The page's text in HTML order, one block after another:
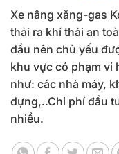
Xe nâng xăng-gas
thải ra khí thải an
dầu nên chủ yếu
khu vực có phạm vi
như: các nhà máy,
dựng,..Chi phí đầu
nhiều.